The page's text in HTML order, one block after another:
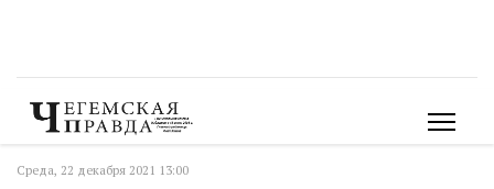
Среда, 22 декабря 2021 13:00